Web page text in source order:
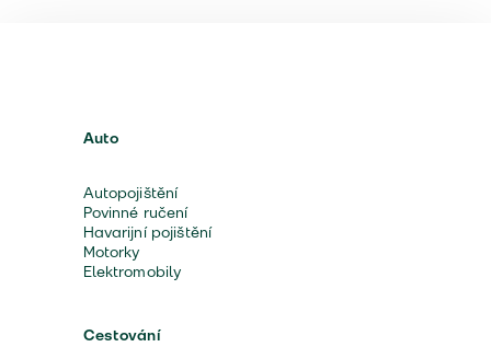
Auto
Autopojištění
Povinné ručení
Havarijní pojištění
Motorky
Elektromobily
Cestování